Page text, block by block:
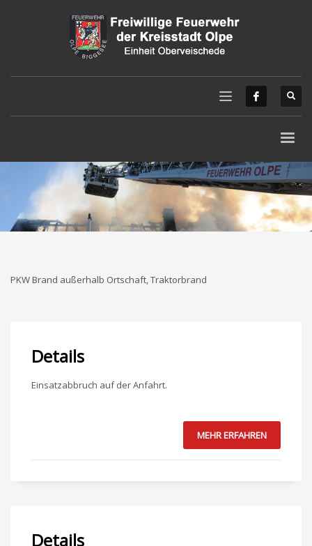
PKW Brand außerhalb Ortschaft, Traktorbrand
Details
Einsatzabbruch auf der Anfahrt.
MEHR ERFAHREN
Details